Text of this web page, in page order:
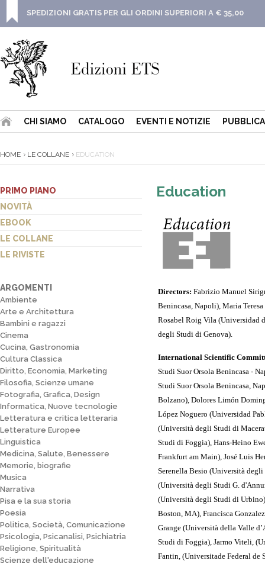
SPEDIZIONI GRATIS PER GLI ORDINI SUPERIORI A € 35,00
CHI SIAMO CATALOGO EVENTI E NOTIZIE
HOME LE COLLANE EDUCATION
PRIMO PIANO
NOVITÀ
EBOOK
LE COLLANE
LE RIVISTE
ARGOMENTI
Ambiente
Arte e Architettura
Bambini e ragazzi
Cinema
Cucina, Gastronomia
Cultura Classica
Diritto, Economia, Marketing
Filosofia, Scienze umane
Fotografia, Grafica, Design
Informatica, Nuove tecnologie
Letteratura e critica letteraria
Letterature Europee
Linguistica
Medicina, Salute, Benessere
Memorie, biografie
Musica
Narrativa
Pisa e la sua storia
Poesia
Politica, Società, Comunicazione
Psicologia, Psicanalisi, Psichiatria
Religione, Spiritualità
Scienze dell'educazione
Education
Directors: Fabrizio Manuel
Benincasa, Napoli), Maria
Rosabel Roig Vila (Universidad
degli Studi di Genova).
International Scientific
Studi Suor Orsola Benincasa -
Studi Suor Orsola Benincasa,
Bolzano), Dolores Limón
López Noguero (Universidad
(Università degli Studi di
Studi di Foggia), Hans-Heino
Frankfurt am Main), José Luis
Serenella Besio (Università degli
(Università degli Studi G.
(Università degli Studi di
Boston, MA), Francisca Gonzalez
Grange (Università della Valle
Studi di Foggia), Jarmo Viteli, (
Fantin, (Universitade Federal de